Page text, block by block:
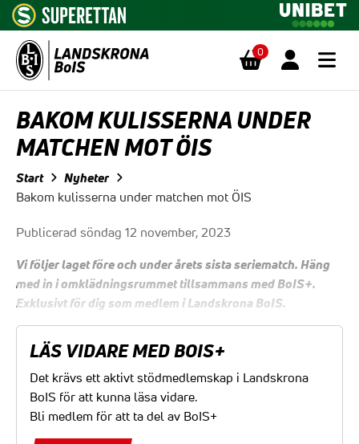
0
BAKOM KULISSERNA UNDER
MATCHEN MOT ÖIS
Start Nyheter
Bakom kulisserna under matchen mot ÖIS
Publicerad söndag 12 november, 2023
Vi följer laget före och under årets sista seriematch. Häng
med in i omklädningsrummet tillsammans med BoIS+.
Exklusivt för dig som medlem i Landskrona BoIS.
LÄS VIDARE MED BOIS+
Det krävs ett aktivt stödmedlemskap i Landskrona
BoIS för att kunna läsa vidare.
Bli medlem för att ta del av BoIS+